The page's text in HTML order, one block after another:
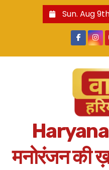
Sun. Aug
Haryana
मनोरंजन की